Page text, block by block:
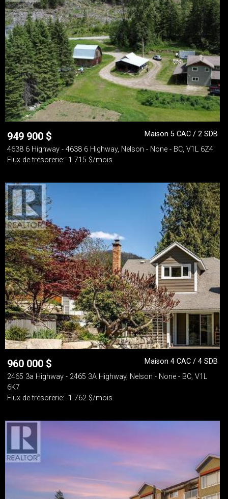
949 900 $
Maison 5 CAC / 2 SDB
4638 6 Highway - 4638 6 Highway, Nelson - None - BC, V1L 6Z4
Flux de trésorerie: -1 715 $/mois
960 000 $
Maison 4 CAC / 4 SDB
2465 3a Highway - 2465 3A Highway, Nelson - None - BC, V1L
6K7
Flux de trésorerie: -1 762 $/mois